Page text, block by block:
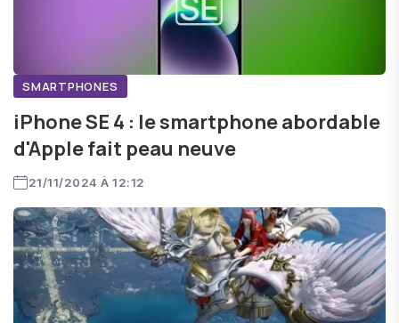
SMARTPHONES
iPhone SE 4 : le smartphone abordable
d'Apple fait peau neuve
21/11/2024 À 12:12